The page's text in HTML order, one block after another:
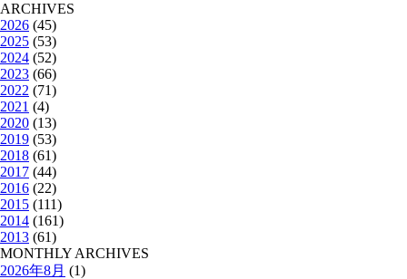
ARCHIVES
2026 (45)
2025 (53)
2024 (52)
2023 (66)
2022 (71)
2021 (4)
2020 (13)
2019 (53)
2018 (61)
2017 (44)
2016 (22)
2015 (111)
2014 (161)
2013 (61)
MONTHLY ARCHIVES
2026年8月 (1)